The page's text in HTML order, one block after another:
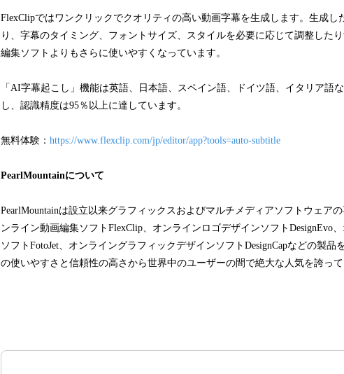
FlexClipではワンクリックでクオリティの高い動画字幕を生成します。生成し
り、字幕のタイミング、フォントサイズ、スタイルを必要に応じて調整した
編集ソフトよりもさらに使いやすくなっています。
「AI字幕起こし」機能は英語、日本語、スペイン語、ドイツ語、イタリア語
し、認識精度は95％以上に達しています。
無料体験： https://www.flexclip.com/jp/editor/app?tools=auto-subtitle
PearlMountainについて
PearlMountainは設立以来グラフィックスおよびマルチメディアソフトウェア
ンライン動画編集ソフトFlexClip、オンラインロゴデザインソフトDesignEvo
ソフトFotoJet、オンライングラフィックデザインソフトDesignCapなどの製
の使いやすさと信頼性の高さから世界中のユーザーの間で絶大な人気を誇って